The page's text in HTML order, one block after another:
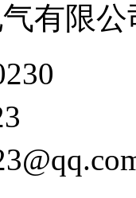
有限公